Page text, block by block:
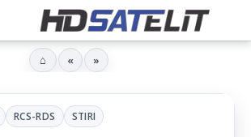
RCS-RDS STIRI
⌂ « »